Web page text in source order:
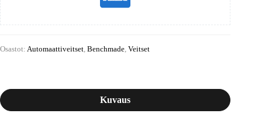
Osastot: Automaattiveitset Benchmade Veitset
Kuvaus